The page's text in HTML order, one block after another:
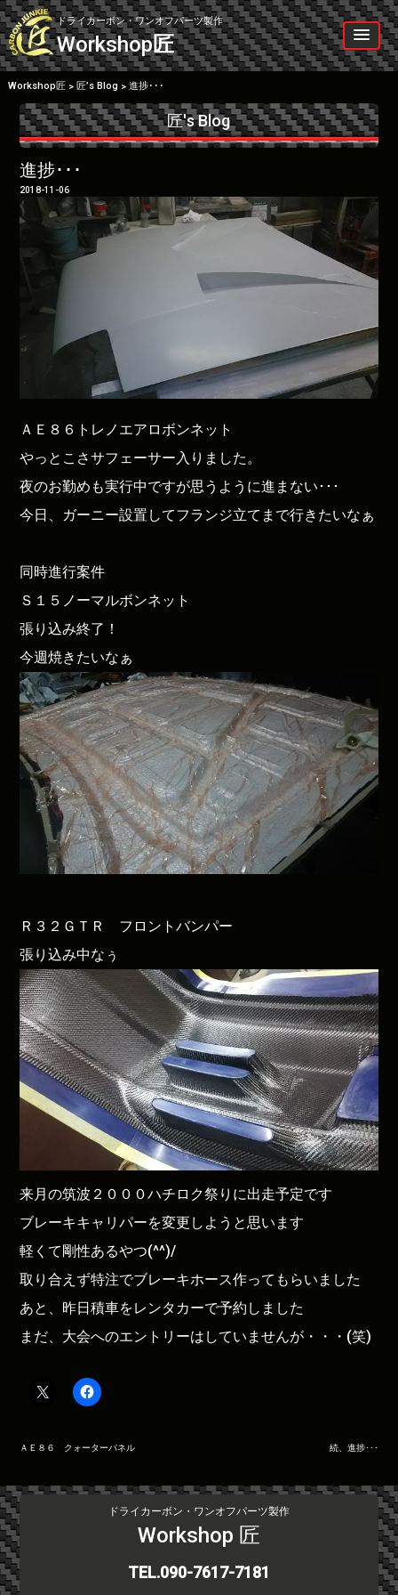
Skip
to
content
ドライカーボン・ワンオフパーツ製作
Workshop匠
Workshop匠> 匠’s Blog > 進捗･･･
匠's Blog
進捗･･･
2018-11-06
ＡＥ８６トレノエアロボンネット
やっとこさサフェーサー入りました。
夜のお勤めも実行中ですが思うように進まない･･･
今日、ガーニー設置してフランジ立てまで行きたいなぁ
同時進行案件
Ｓ１５ノーマルボンネット
張り込み終了！
今週焼きたいなぁ
Ｒ３２ＧＴＲ フロントバンパー
張り込み中なぅ
来月の筑波２０００ハチロク祭りに出走予定です
ブレーキキャリパーを変更しようと思います
軽くて剛性あるやつ(^^)/
取り合えず特注でブレーキホース作ってもらいました
あと、昨日積車をレンタカーで予約しました
まだ、大会へのエントリーはしていませんが・・・(笑)
投
ナ
ビ
ゲ
ー
シ
ョ
ＡＥ８６ クォーターパネル 続、進捗･･･
ドライカーボン・ワンオフパーツ製作
Workshop 匠
TEL.090-7617-7181